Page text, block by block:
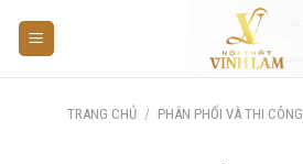
TRANG CHỦ / PHÂN PHỐI VÀ THI CÔNG